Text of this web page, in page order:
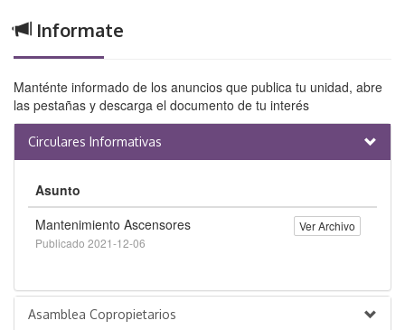
Informate
Manténte informado de los anuncios que publica tu unidad, abre
las pestañas y descarga el documento de tu interés
Circulares Informativas
Asunto
Mantenimiento Ascensores
Publicado 2021-12-06
Ver Archivo
Asamblea Copropietarios